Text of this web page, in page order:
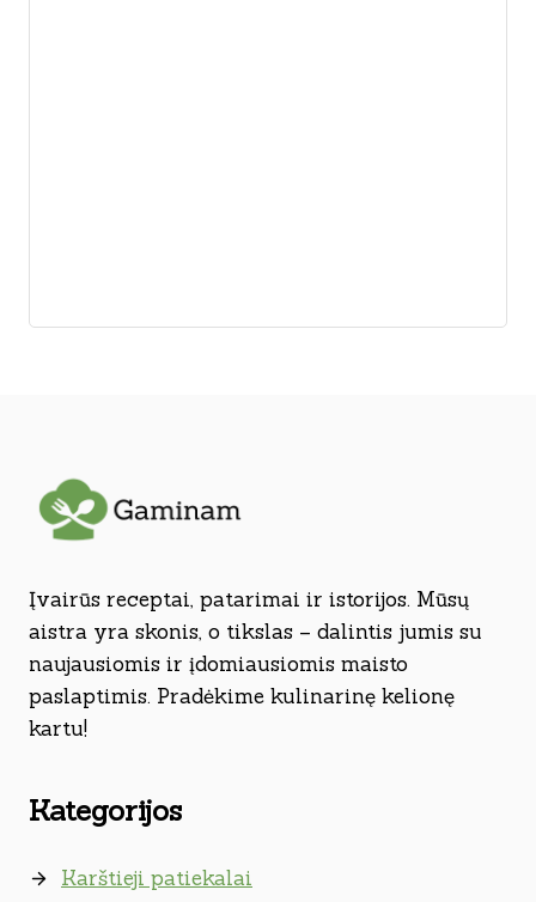
Įvairūs receptai, patarimai ir istorijos. Mūsų
aistra yra skonis, o tikslas – dalintis jumis su
naujausiomis ir įdomiausiomis maisto
paslaptimis. Pradėkime kulinarinę kelionę
kartu!
Kategorijos
Karštieji patiekalai